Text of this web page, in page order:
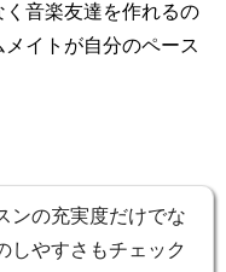
音楽友達を作れるの
イトが自分のペース
ンの充実度だけでな
しやすさもチェック